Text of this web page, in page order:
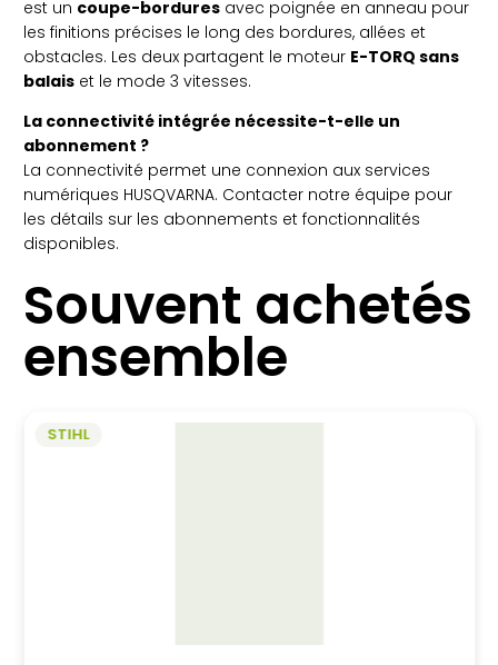
est un coupe-bordures avec poignée en anneau pour
les finitions précises le long des bordures, allées et
obstacles. Les deux partagent le moteur E-TORQ sans
balais et le mode 3 vitesses.
La connectivité intégrée nécessite-t-elle un
abonnement ?
La connectivité permet une connexion aux services
numériques HUSQVARNA. Contacter notre équipe pour
les détails sur les abonnements et fonctionnalités
disponibles.
Souvent achetés
ensemble
STIHL